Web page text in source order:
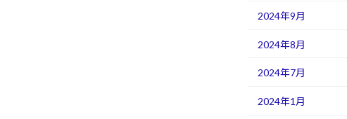
2024年9月
2024年8月
2024年7月
2024年1月